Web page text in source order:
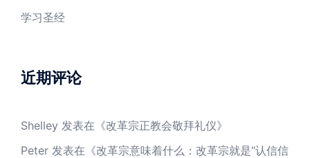
学习圣经
近期评论
Shelley 发表在《改革宗正教会敬拜礼仪》
Peter 发表在《改革宗意味着什么：改革宗就是“认信信